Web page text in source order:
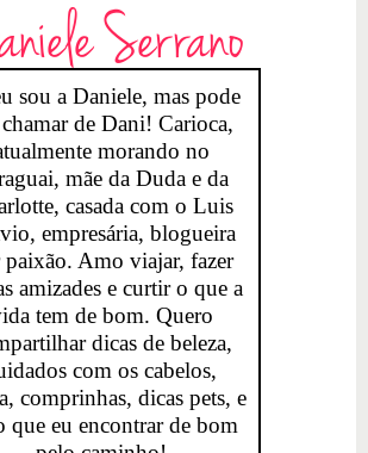
Serrano
sou a Daniele, mas pode
de Dani! Carioca,
morando no
mãe da Duda e da
casada com o Luis
empresária, blogueira
paixão. Amo viajar, fazer
amizades e curtir o que a
tem de bom. Quero
dicas de beleza,
com os cabelos,
comprinhas, dicas pets, e
que eu encontrar de bom